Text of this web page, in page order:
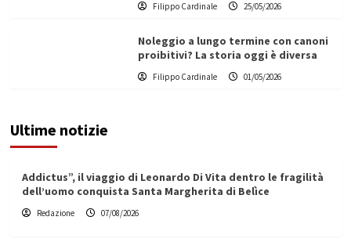
Filippo Cardinale 25/05/2026
Noleggio a lungo termine con canoni
proibitivi? La storia oggi è diversa
Filippo Cardinale 01/05/2026
Ultime notizie
Addictus”, il viaggio di Leonardo Di Vita dentro le fragilità
dell’uomo conquista Santa Margherita di Belìce
Redazione 07/08/2026